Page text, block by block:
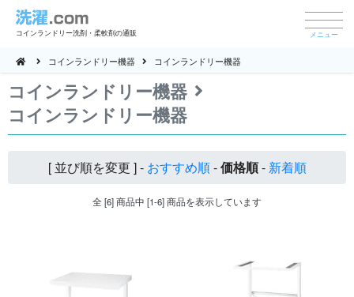
コインランドリー洗剤・柔軟剤の通販 メニュー
コインランドリー機器 コインランドリー機器
コインランドリー機器
コインランドリー機器
[ 並び順を変更 ] - おすすめ順-価格順- 新着順
全 [6] 商品中 [1-6] 商品を表示しています